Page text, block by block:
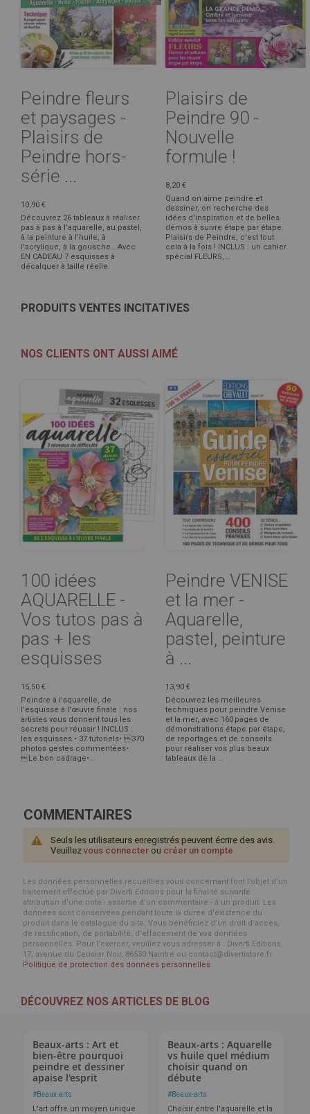
Peindre fleurs
et paysages -
Plaisirs de
Peindre hors-
série ...
10,90 €
Découvrez 26 tableaux à réaliser
pas à pas à l'aquarelle, au pastel,
à la peinture à l'huile, à
l'acrylique, à la gouache… Avec
EN CADEAU 7 esquisses à
décalquer à taille réelle.
Plaisirs de
Peindre 90 -
Nouvelle
formule !
8,20 €
Quand on aime peindre et
dessiner, on recherche des
idées d'inspiration et de belles
démos à suivre étape par étape.
Plaisirs de Peindre, c'est tout
cela à la fois ! INCLUS : un cahier
spécial FLEURS,...
PRODUITS VENTES INCITATIVES
NOS CLIENTS ONT AUSSI AIMÉ
100 idées
AQUARELLE -
Vos tutos pas à
pas + les
esquisses
15,50 €
Peindre à l'aquarelle, de
l'esquisse à l'œuvre finale : nos
artistes vous donnent tous les
secrets pour réussir ! INCLUS :
les esquisses.• 37 tutoriels• 370
photos gestes commentées•
Le bon cadrage•...
Peindre VENISE
et la mer -
Aquarelle,
pastel, peinture
à ...
13,90 €
Découvrez les meilleures
techniques pour peindre Venise
et la mer, avec 160 pages de
démonstrations étape par étape,
de reportages et de conseils
pour réaliser vos plus beaux
tableaux de la ...
COMMENTAIRES
Seuls les utilisateurs enregistrés peuvent écrire des avis.
Veuillez vous connecter ou créer un compte
Les données personnelles recueillies vous concernant font l’objet d’un
traitement effectué par Diverti Editions pour la finalité suivante :
attribution d'une note - assortie d'un commentaire - à un produit. Les
données sont conservées pendant toute la durée d'existence du
produit dans le catalogue du site. Vous bénéficiez d’un droit d’accès,
de rectification, de portabilité, d’effacement de vos données
personnelles. Pour l’exercer, veuillez vous adresser à : Diverti Editions,
17, avenue du Cerisier Noir, 86530 Naintré ou contact@divertistore.fr.
Politique de protection des données personnelles
DÉCOUVREZ NOS ARTICLES DE BLOG
Beaux-arts : Art et
bien-être pourquoi
peindre et dessiner
apaise l'esprit
#Beaux-arts
L'art offre un moyen unique
Beaux-arts : Aquarelle
vs huile quel médium
choisir quand on
débute
#Beaux-arts
Choisir entre l'aquarelle et la